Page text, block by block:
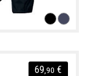
69 ,90 €